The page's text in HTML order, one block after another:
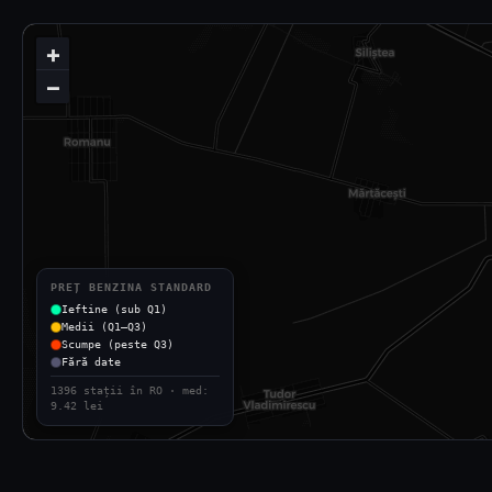
+
−
PREȚ BENZINA STANDARD
Ieftine (sub Q1)
Medii (Q1–Q3)
Scumpe (peste Q3)
Fără date
1396 stații în RO · med:
9.42 lei